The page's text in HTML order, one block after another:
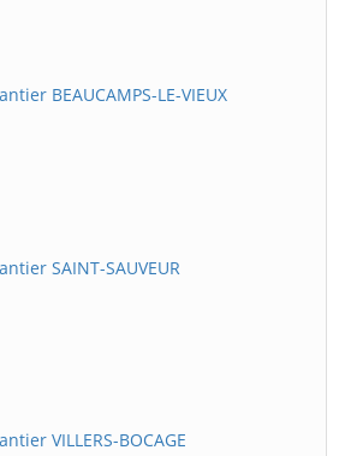
BEAUCAMPS-LE-VIEUX
SAINT-SAUVEUR
VILLERS-BOCAGE